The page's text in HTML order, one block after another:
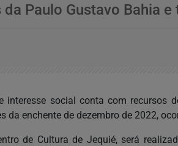
Paulo Gustavo Bahia
social conta com recursos
enchente de dezembro de 2022,
de Cultura de Jequié, será